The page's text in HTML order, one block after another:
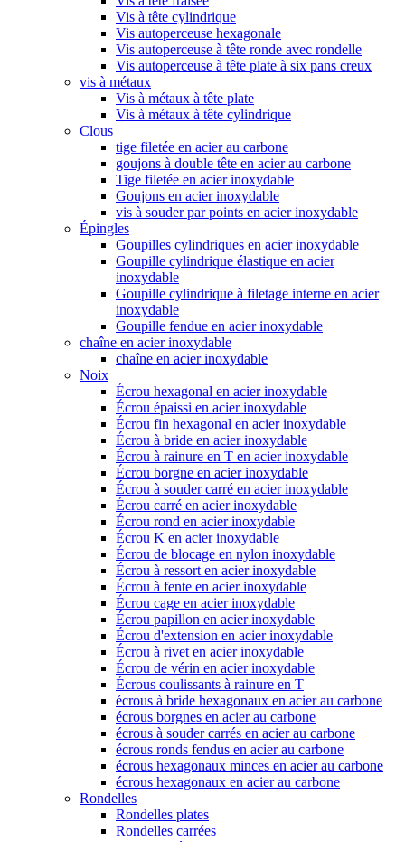
Vis à tête cylindrique
Vis autoperceuse hexagonale
Vis autoperceuse à tête ronde avec rondelle
Vis autoperceuse à tête plate à six pans creux
vis à métaux
Vis à métaux à tête plate
Vis à métaux à tête cylindrique
Clous
tige filetée en acier au carbone
goujons à double tête en acier au carbone
Tige filetée en acier inoxydable
Goujons en acier inoxydable
vis à souder par points en acier inoxydable
Épingles
Goupilles cylindriques en acier inoxydable
Goupille cylindrique élastique en acier
inoxydable
Goupille cylindrique à filetage interne en acier
inoxydable
Goupille fendue en acier inoxydable
chaîne en acier inoxydable
chaîne en acier inoxydable
Noix
Écrou hexagonal en acier inoxydable
Écrou épaissi en acier inoxydable
Écrou fin hexagonal en acier inoxydable
Écrou à bride en acier inoxydable
Écrou à rainure en T en acier inoxydable
Écrou borgne en acier inoxydable
Écrou à souder carré en acier inoxydable
Écrou carré en acier inoxydable
Écrou rond en acier inoxydable
Écrou K en acier inoxydable
Écrou de blocage en nylon inoxydable
Écrou à ressort en acier inoxydable
Écrou à fente en acier inoxydable
Écrou cage en acier inoxydable
Écrou papillon en acier inoxydable
Écrou d'extension en acier inoxydable
Écrou à rivet en acier inoxydable
Écrou de vérin en acier inoxydable
Écrous coulissants à rainure en T
écrous à bride hexagonaux en acier au carbone
écrous borgnes en acier au carbone
écrous à souder carrés en acier au carbone
écrous ronds fendus en acier au carbone
écrous hexagonaux minces en acier au carbone
écrous hexagonaux en acier au carbone
Rondelles
Rondelles plates
Rondelles carrées